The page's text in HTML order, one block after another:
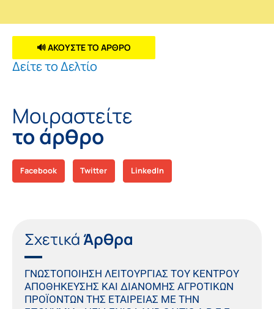
🔊 ΑΚΟΥΣΤΕ ΤΟ ΑΡΘΡΟ
Δείτε το Δελτίο
Μοιραστείτε
το άρθρο
Facebook Twitter LinkedIn
Σχετικά Άρθρα
ΓΝΩΣΤΟΠΟΙΗΣΗ ΛΕΙΤΟΥΡΓΙΑΣ ΤΟΥ ΚΕΝΤΡΟΥ
ΑΠΟΘΗΚΕΥΣΗΣ ΚΑΙ ΔΙΑΝΟΜΗΣ ΑΓΡΟΤΙΚΩΝ
ΠΡΟΪΟΝΤΩΝ ΤΗΣ ΕΤΑΙΡΕΙΑΣ ΜΕ ΤΗΝ